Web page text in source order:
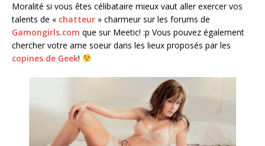
Moralité si vous êtes célibataire mieux vaut aller exercer vos
talents de « chatteur » charmeur sur les forums de
Gamongirls.com que sur Meetic! :p Vous pouvez également
chercher votre ame soeur dans les lieux proposés par les
copines de Geek!